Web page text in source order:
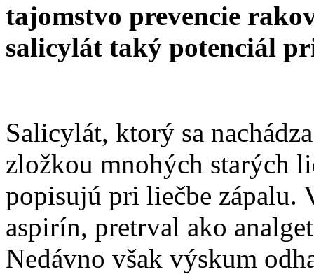
tajomstvo prevencie
salicylát taký potenciál
Salicylát, ktorý sa
zložkou mnohých starých
popisujú pri liečbe zápalu.
aspirín, pretrval ako
Nedávno však výskum